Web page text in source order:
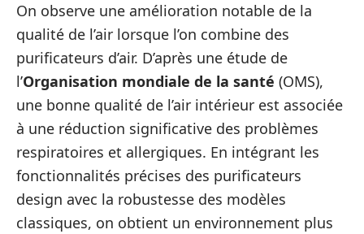
On observe une amélioration notable de la
qualité de l’air lorsque l’on combine des
purificateurs d’air. D’après une étude de
l’Organisation mondiale de la santé (OMS),
une bonne qualité de l’air intérieur est associée
à une réduction significative des problèmes
respiratoires et allergiques. En intégrant les
fonctionnalités précises des purificateurs
design avec la robustesse des modèles
classiques, on obtient un environnement plus